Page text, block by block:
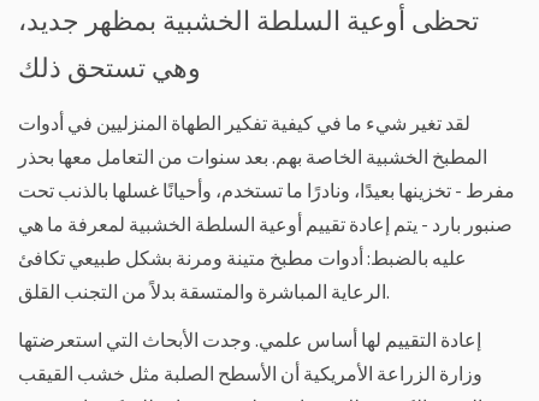
أوعية
السلطة
الخشبية
بمظهر
جديد،
تستحق
ذلك
2
الطريقة
لتنظيف
وعاء
تحظى أوعية السلطة الخشبية بمظهر جديد،
وهي تستحق ذلك
لقد تغير شيء ما في كيفية تفكير الطهاة المنزليين في أدوات
المطبخ الخشبية الخاصة بهم. بعد سنوات من التعامل معها بحذر
مفرط - تخزينها بعيدًا، ونادرًا ما تستخدم، وأحيانًا غسلها بالذنب تحت
صنبور بارد - يتم إعادة تقييم أوعية السلطة الخشبية لمعرفة ما هي
عليه بالضبط: أدوات مطبخ متينة ومرنة بشكل طبيعي تكافئ
الرعاية المباشرة والمتسقة بدلاً من التجنب القلق.
إعادة التقييم لها أساس علمي. وجدت الأبحاث التي استعرضتها
وزارة الزراعة الأمريكية أن الأسطح الصلبة مثل خشب القيقب